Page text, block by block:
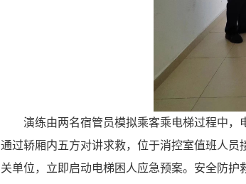
演练由两名宿管员模拟乘客乘电梯过程中，
通过轿厢内五方对讲求救，位于消控室值班人
关单位，立即启动电梯困人应急预案。安全防护